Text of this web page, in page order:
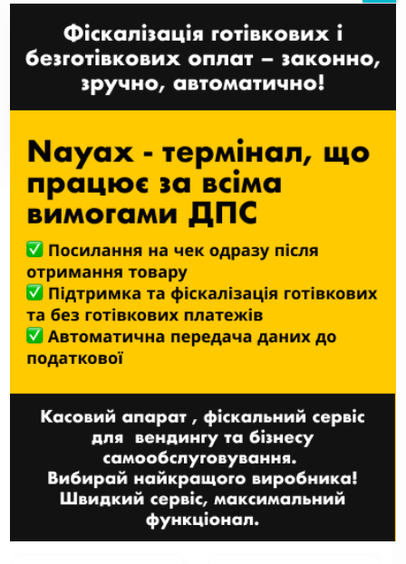
88%
збільшення безготівкових
продажів з VPOS Touch
Nayax, ваш надійний
платіжний та
технологічний партнер
Рішення від Nayax забезпечують ваш бізнес передовими
технологіями для безпечного майбутнього та ефективного
розширення. Наше нагороджене обладнання забезпечує
клієнтам легкий та безпечний спосіб оплати, відкриваючи перед
вашим бізнесом нові можливості для зростання. Ми постійно
перебуваємо на передовій ринку, особливо у сфері регулювання
та інтеграції платіжних систем.